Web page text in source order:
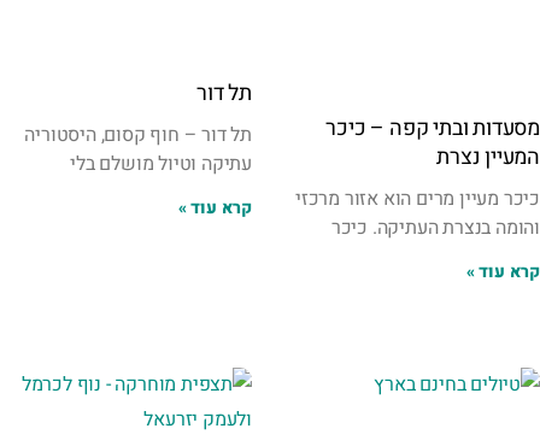
מסעדות ובתי קפה – כיכר
המעיין נצרת
כיכר מעיין מרים הוא אזור מרכזי
והומה בנצרת העתיקה. כיכר
קרא עוד »
תל דור
תל דור – חוף קסום, היסטוריה
עתיקה וטיול מושלם בלי
קרא עוד »